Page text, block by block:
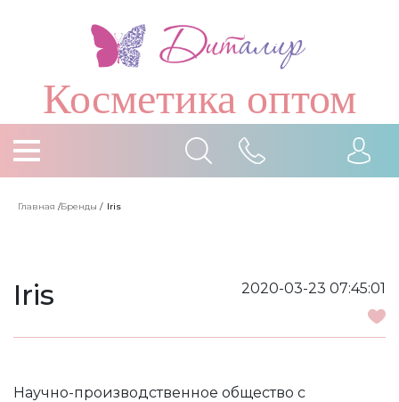
Косметика оптом
Главная /Бренды / Iris
Iris 2020-03-23 07:45:01
Научно-производственное общество с